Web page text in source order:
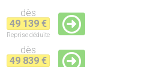
dès
49 139 €
Reprisedéduite
dès
49 839 €